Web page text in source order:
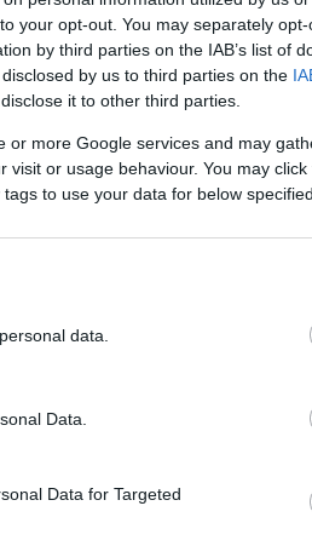
your opt-out. You may separately
by third parties on the IAB’s list of
by us to third parties on the
it to other third parties.
or more Google services and may
visit or usage behaviour. You may
to use your data for below
data.
Data.
Data for Targeted
έγινε το 23-25.
παέι η Ντρπα στο σερβίς
ο αγώνας με 1-3.
Παπαγιαννόπουλος,
και 14 λάθη αντιπάλων και